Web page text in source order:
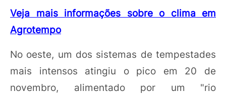
Veja mais informações sobre o clima em
Agrotempo
No oeste, um dos sistemas de tempestades
mais intensos atingiu o pico em 20 de
novembro, alimentado por um "rio